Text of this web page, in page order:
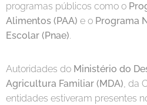
programas públicos como o
Alimentos (PAA) e o Programa
Escolar (Pnae).
Autoridades do Ministério do
Agricultura Familiar (MDA), da
entidades estiveram presentes